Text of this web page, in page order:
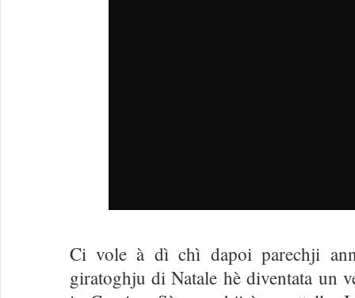
Ci vole à dì chì dapoi parechji
giratoghju di Natale hè diventata un